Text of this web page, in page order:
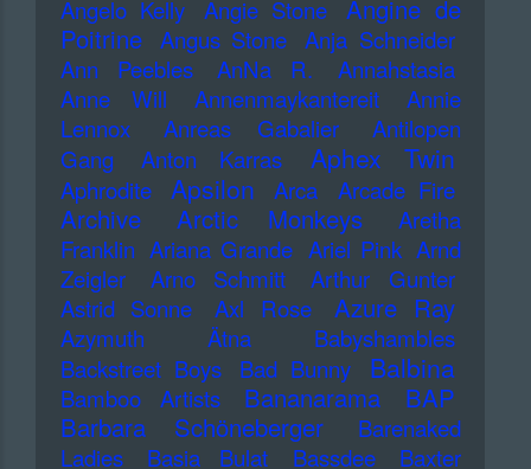
Angelo Kelly
Angie Stone
Angine de
Poitrine Angus Stone Anja Schneider
Ann Peebles
AnNa R.
Annahstasia
Anne Will
Annenmaykantereit
Annie
Lennox
Anreas Gabalier
Antilopen
Gang
Anton Karras Aphex Twin
Aphrodite Apsilon Arca Arcade Fire
Archive Arctic Monkeys
Aretha
Franklin Ariana Grande Ariel Pink Arnd
Zeigler
Arno Schmitt
Arthur Gunter
Astrid Sonne
Axl Rose Azure Ray
Azymuth Ätna
Babyshambles
Backstreet Boys
Bad Bunny Balbina
Bamboo Artists Bananarama
BAP
Barbara Schöneberger
Barenaked
Ladies
Basia Bulat Bassdee
Baxter